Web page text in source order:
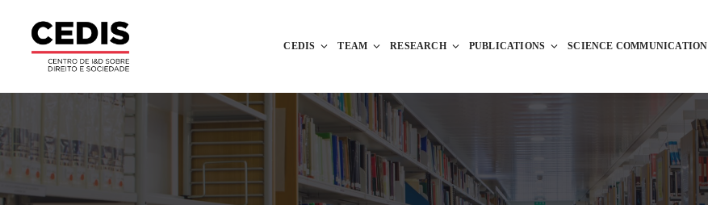
CEDIS TEAM RESEARCH PUBLICATIONS SCIENCE COMMUNICATION